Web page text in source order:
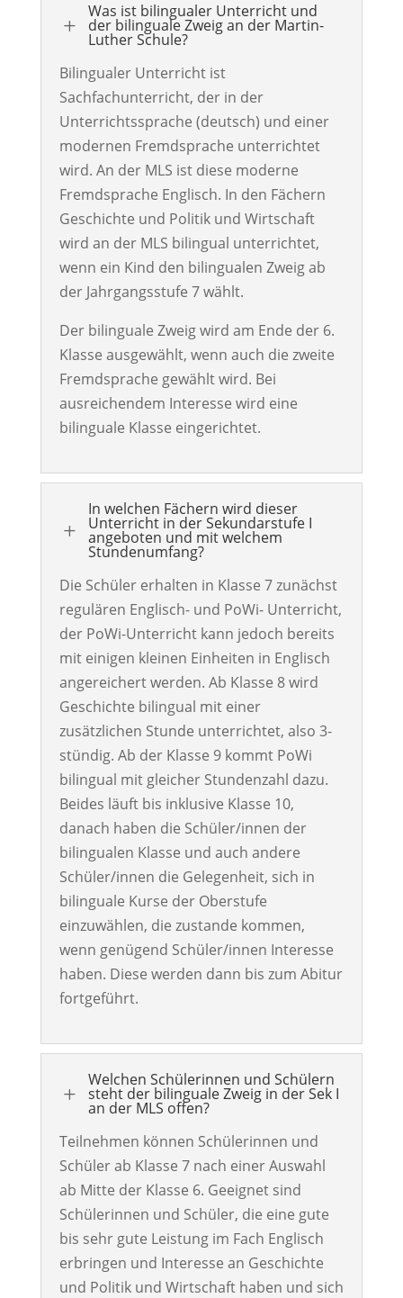
L
Was ist bilingualer Unterricht und
der bilinguale Zweig an der Martin-
Luther Schule?
Bilingualer Unterricht ist
Sachfachunterricht, der in der
Unterrichtssprache (deutsch) und einer
modernen Fremdsprache unterrichtet
wird. An der MLS ist diese moderne
Fremdsprache Englisch. In den Fächern
Geschichte und Politik und Wirtschaft
wird an der MLS bilingual unterrichtet,
wenn ein Kind den bilingualen Zweig ab
der Jahrgangsstufe 7 wählt.
Der bilinguale Zweig wird am Ende der 6.
Klasse ausgewählt, wenn auch die zweite
Fremdsprache gewählt wird. Bei
ausreichendem Interesse wird eine
bilinguale Klasse eingerichtet.
L
In welchen Fächern wird dieser
Unterricht in der Sekundarstufe I
angeboten und mit welchem
Stundenumfang?
Die Schüler erhalten in Klasse 7 zunächst
regulären Englisch- und PoWi- Unterricht,
derPoWi-Unterricht kann jedoch bereits
mit einigen kleinen Einheiten in Englisch
angereichertwerden. Ab Klasse 8 wird
Geschichte bilingual mit einer
zusätzlichen Stunde unterrichtet, also 3-
stündig. Ab der Klasse 9 kommt PoWi
bilingual mit gleicher Stundenzahl dazu.
Beides läuft bis inklusive Klasse 10,
danach haben die Schüler/innen der
bilingualen Klasse und auch andere
Schüler/innen die Gelegenheit, sich in
bilinguale Kurse der Oberstufe
einzuwählen, die zustande kommen,
wenn genügend Schüler/innen Interesse
haben. Diese werden dann bis zum Abitur
fortgeführt.
L
Welchen Schülerinnen und Schülern
steht der bilinguale Zweig in der Sek I
an der MLS offen?
Teilnehmen können Schülerinnen und
Schüler ab Klasse 7 nach einer Auswahl
ab Mitte der Klasse 6. Geeignet sind
Schülerinnen und Schüler, die eine gute
bis sehr gute Leistung im Fach Englisch
erbringen und Interesse an Geschichte
und Politikund Wirtschaft haben und sich